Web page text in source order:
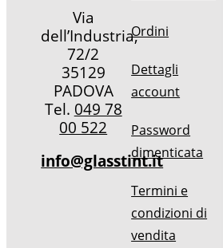
Via
dell’Industria,
72/2
35129
PADOVA
Tel. 049 78
00 522
info@glasstint.it
Ordini
Dettagli
account
Password
dimenticata
Termini e
condizioni di
vendita